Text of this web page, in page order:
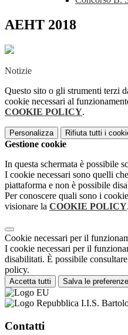
AEHT 2018
Notizie
Questo sito o gli strumenti terzi
cookie necessari al
COOKIE POLICY.
Personalizza Rifiuta tutti i
Gestione cookie
In questa schermata è possibile
I cookie necessari sono quelli
piattaforma e non è possibile
Per conoscere quali sono i
visionare la COOKIE POLICY.
Cookie necessari per il
I cookie necessari per il
disabilitati. È possibile
policy.
Accetta tutti Salva le preferenze
I.I.S.
Contatti